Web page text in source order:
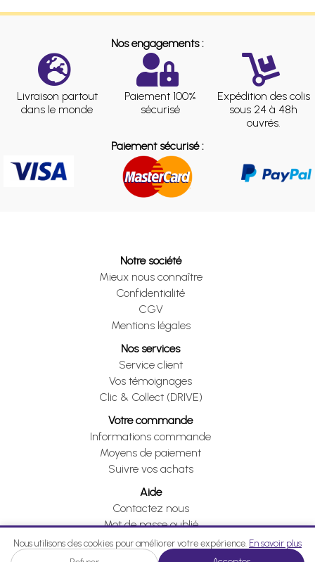
Nos engagements :
Livraison partout
dans le monde
Paiement 100%
sécurisé
Expédition des colis
sous 24 à 48h
ouvrés.
Paiement sécurisé :
Notre société
Mieux nous connaître
Confidentialité
CGV
Mentions légales
Nos services
Service client
Vos témoignages
Clic & Collect (DRIVE)
Votre commande
Informations commande
Moyens de paiement
Suivre vos achats
Aide
Contactez nous
Mot de passe oublié
Je me rétracte
Nous utilisons des cookies pour améliorer votre expérience. En savoir plus